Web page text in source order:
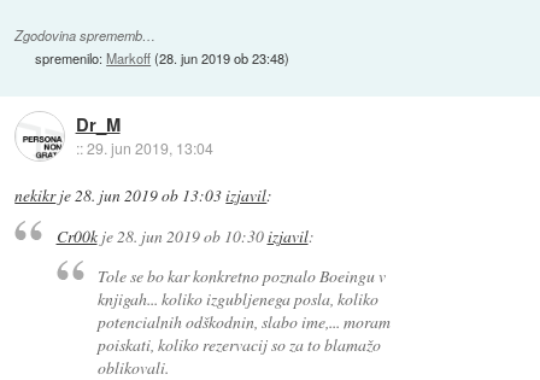
Zgodovina sprememb…
spremenilo:Markoff(28. jun 2019 ob 23:48)
Dr_M
::29. jun 2019, 13:04
nekikrje28. jun 2019 ob 13:03izjavil:
Cr00kje28. jun 2019 ob 10:30izjavil:
Tole se bo kar konkretno poznalo Boeingu v
knjigah... koliko izgubljenega posla, koliko
potencialnih odškodnin, slabo ime,... moram
poiskati, koliko rezervacij so za to blamažo
oblikovali.